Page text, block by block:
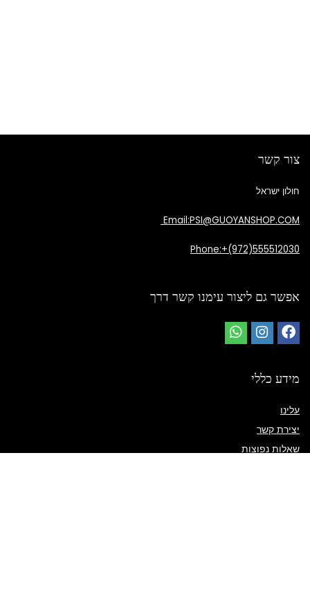
צור קשר
חולון ישראל
Email:PSI@GUOYANSHOP.COM
Phone:+(972)555512030
אפשר גם ליצור עימנו קשר דרך
מידע כללי
עלינו
יצירת קשר
שאלות נפוצות